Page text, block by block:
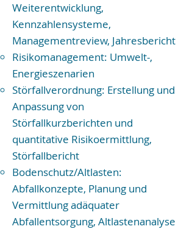
Weiterentwicklung,
Kennzahlensysteme,
Managementreview, Jahresbericht
Risikomanagement: Umwelt-,
Energieszenarien
Störfallverordnung: Erstellung und
Anpassung von
Störfallkurzberichten und
quantitative Risikoermittlung,
Störfallbericht
Bodenschutz/Altlasten:
Abfallkonzepte, Planung und
Vermittlung adäquater
Abfallentsorgung, Altlastenanalyse